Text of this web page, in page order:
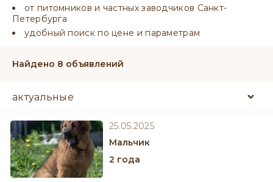
от питомников и частных заводчиков Санкт-
Петербурга
удобный поиск по цене и параметрам
Найдено 8 объявлений
25.05.2025
мальчик
2 года